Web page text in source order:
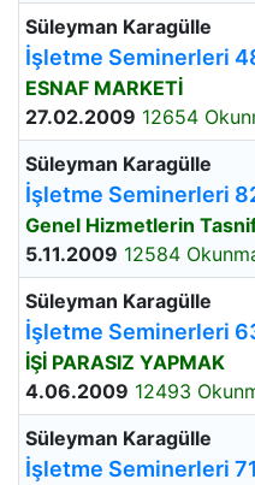
Süleyman Karagülle
İşletme Seminerleri
ESNAF MARKETİ
27.02.2009 12654
Süleyman Karagülle
İşletme Seminerleri
Genel Hizmetlerin
5.11.2009 12584
Süleyman Karagülle
İşletme Seminerleri
İŞİ PARASIZ YAPMAK
4.06.2009 12493
Süleyman Karagülle
İşletme Seminerleri 71